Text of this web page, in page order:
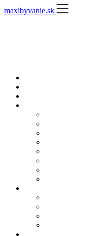
Skip
to
maxibyvanie.sk